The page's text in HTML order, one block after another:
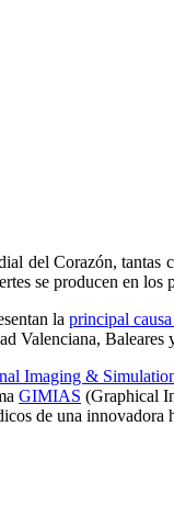
del Corazón, tantas
se producen en los
la principal
Valenciana, Baleares
Imaging &
GIMIAS (Graphical
de una innovadora